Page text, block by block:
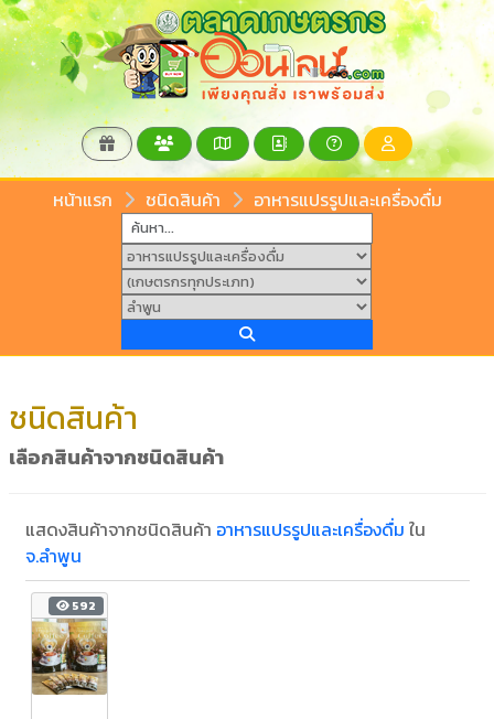
หน้าแรก ชนิดสินค้า อาหารแปรรูปและเครื่องดื่ม
ชนิดสินค้า
เลือกสินค้าจากชนิดสินค้า
แสดงสินค้าจากชนิดสินค้า อาหารแปรรูปและเครื่องดื่ม ใน
จ.ลำพูน
592